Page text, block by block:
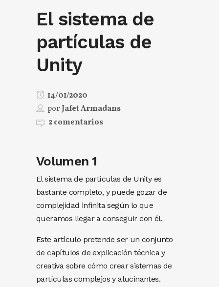
El sistema de
partículas de
Unity
14/01/2020
porJafet Armadans
2 comentarios
Volumen 1
El sistema de partículas de Unity es
bastante completo, y puede gozar de
complejidad infinita según lo que
queramos llegar a conseguir con él.
Este artículo pretende ser un conjunto
de capítulos de explicación técnica y
creativa sobre cómo crear sistemas de
partículas complejos y alucinantes.